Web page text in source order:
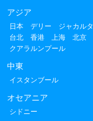
アジア
日本 デリー ジャカルタ
台北
香港 上海 北京
クアラルンプール
中東
イスタンブール
オセアニア
シドニー